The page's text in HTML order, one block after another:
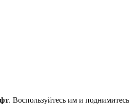
. Воспользуйтесь им и поднимитесь